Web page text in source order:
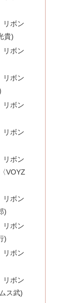
リボン
貴)
リボン
リボン
リボン
リボン
リボン
VOYZ
リボン
)
リボン
)
リボン
リボン
ス武)